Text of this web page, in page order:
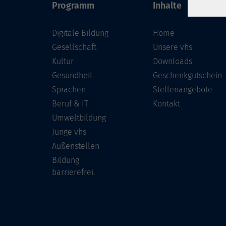
Programm
Digitale Bildung
Gesellschaft
Kultur
Gesundheit
Sprachen
Beruf & IT
Umweltbildung
Junge vhs
Außenstellen
Bildung
barrierefrei.
Inhalte
Home
Unsere vhs
Downloads
Geschenkgutschein
Stellenangebote
Kontakt